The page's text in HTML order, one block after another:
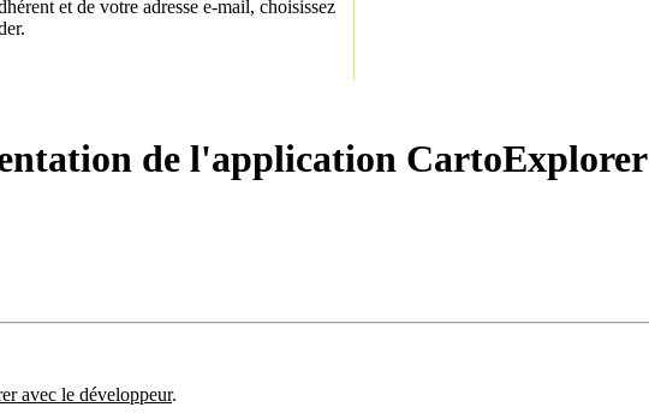
et de votre adresse e-mail, choisissez
de l'application CartoExplorer
avec le développeur.